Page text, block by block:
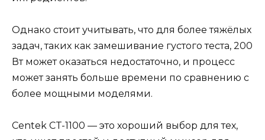
Однако стоит учитывать, что для более тяжёлых
задач, таких как замешивание густого теста, 200
Вт может оказаться недостаточно, и процесс
может занять больше времени по сравнению с
более мощными моделями.
Centek CT-1100 — это хороший выбор для тех,